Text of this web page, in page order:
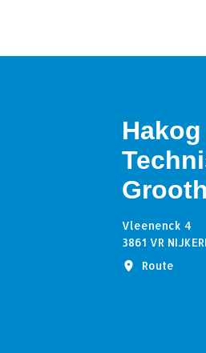
Hakog
Vleenenck 4
3861 VR
Route